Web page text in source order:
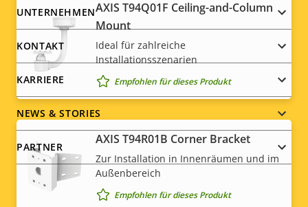
Stromversorgung
Eigentumsbeschreibung Eigentumswert
Leistung (max.)
Leistung (durchschnittlich)
AXIS T94Q01F Ceiling-and-Column
Mount
Ideal für zahlreiche
Installationsszenarien
Empfohlen für dieses Produkt
AXIS T94R01B Corner Bracket
Zur Installation in Innenräumen und im
Außenbereich
Empfohlen für dieses Produkt
Footer
menu
UNTERNEHMEN
KONTAKT
KARRIERE
NEWS & STORIES
PARTNER